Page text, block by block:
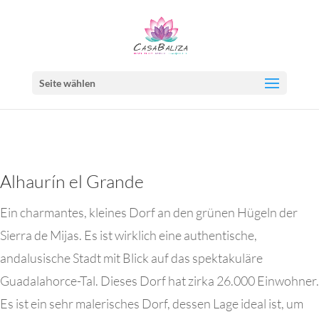
Seite wählen
Alhaurín el Grande
Ein charmantes, kleines Dorf an den grünen Hügeln der
Sierra de Mijas. Es ist wirklich eine authentische,
andalusische Stadt mit Blick auf das spektakuläre
Guadalahorce-Tal. Dieses Dorf hat zirka 26.000 Einwohner.
Es ist ein sehr malerisches Dorf, dessen Lage ideal ist, um